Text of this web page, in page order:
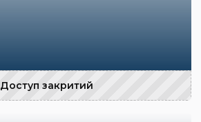
Доступ закритий